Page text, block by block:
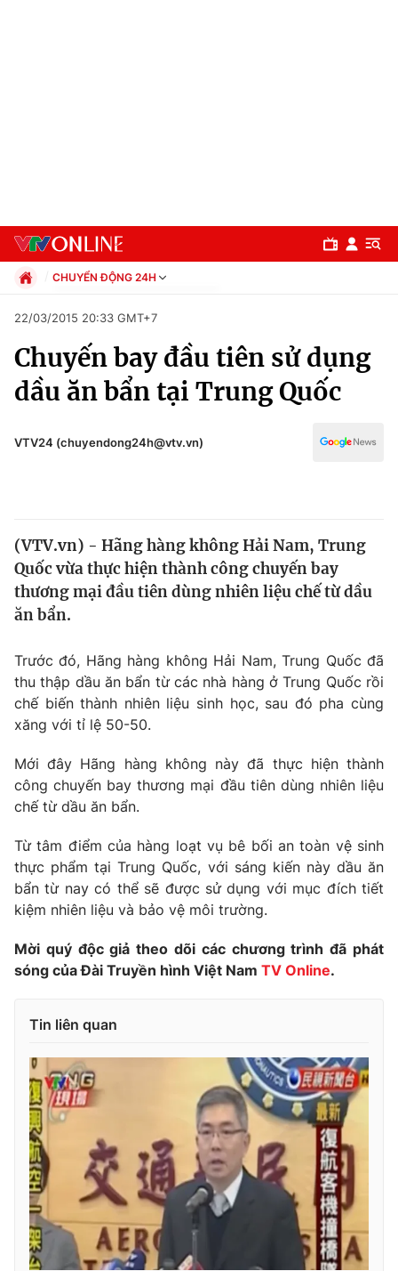
Chuyên mục
Chính trị
Y tế
Thế giới
Thế giới đó đây
Câu chuyện quốc tế
Kinh tế
Tài chính
Thị trường
Góc doanh nghiệp
Dữ liệu và đời sống
Truyền hình
Phim VTV
Hậu trường
Nhân vật
Khán giả
Giải sao mai
Giải trí
Điện ảnh
Âm nhạc
Đời sống
Du lịch
Làm đẹp
Chất lượng cuộc sống
Giáo dục
Tuyển sinh
Công nghệ
Thị trường
Tư vấn
Giao lưu trực tuyến
Lịch phát sóng
Chuyên mục khác
Emagazine Podcast
Photo Infographic
CHUYỂN ĐỘNG 24H
Xã hội
Pháp luật
Kinh tế
Thể thao
Văn hóa - Giải trí
Giáo dục
22/03/2015 20:33 GMT+7
Chuyến bay đầu tiên sử dụng
dầu ăn bẩn tại Trung Quốc
VTV24 (chuyendong24h@vtv.vn)
(VTV.vn) - Hãng hàng không Hải Nam, Trung
Quốc vừa thực hiện thành công chuyến bay
thương mại đầu tiên dùng nhiên liệu chế từ dầu
ăn bẩn.
Trước đó, Hãng hàng không Hải Nam, Trung Quốc đã
thu thập dầu ăn bẩn từ các nhà hàng ở Trung Quốc rồi
chế biến thành nhiên liệu sinh học, sau đó pha cùng
xăng với tỉ lệ 50-50.
Mới đây Hãng hàng không này đã thực hiện thành
công chuyến bay thương mại đầu tiên dùng nhiên liệu
chế từ dầu ăn bẩn.
Từ tâm điểm của hàng loạt vụ bê bối an toàn vệ sinh
thực phẩm tại Trung Quốc, với sáng kiến này dầu ăn
bẩn từ nay có thể sẽ được sử dụng với mục đích tiết
kiệm nhiên liệu và bảo vệ môi trường.
Mời quý độc giả theo dõi các chương trình đã phát
sóng của Đài Truyền hình Việt Nam TV Online.
Tin liên quan